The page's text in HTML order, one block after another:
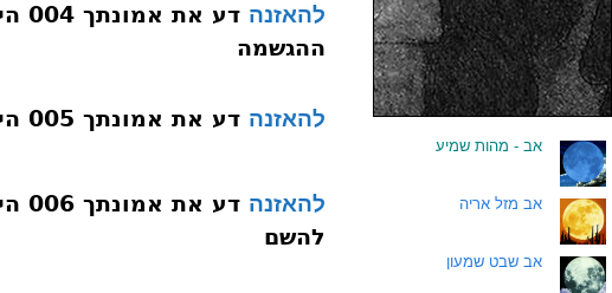
להאזנה
דע
ההגשמה
להאזנה דע את אמונתך 005 היסוד הרביעי הקדמות
להאזנה
להשם
אב - מהות שמיע
אב מזל אריה
אב שבט שמעון